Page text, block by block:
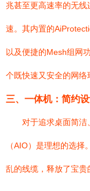
兆甚至更高速率的无
速。其内置的
以及便捷的Mesh组网
个既快速又安全的网络
三、一体机：简约
对于追求桌面简
（AIO）是理想的选
乱的线缆，释放了宝贵